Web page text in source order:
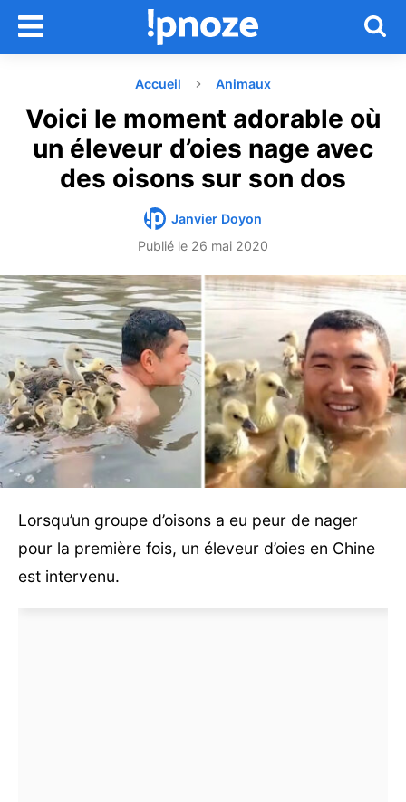
Accueil Animaux
Voici le moment adorable où
un éleveur d’oies nage avec
des oisons sur son dos
Janvier Doyon
Publié le 26 mai 2020
Lorsqu’un groupe d’oisons a eu peur de nager
pour la première fois, un éleveur d’oies en Chine
est intervenu.